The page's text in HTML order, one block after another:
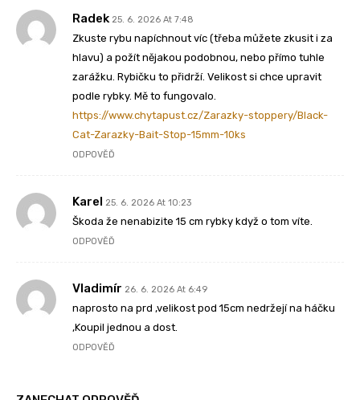
Radek 25. 6. 2026 At 7:48
Zkuste rybu napíchnout víc (třeba můžete zkusit i za
hlavu) a požít nějakou podobnou, nebo přímo tuhle
zarážku. Rybičku to přidrží. Velikost si chce upravit
podle rybky. Mě to fungovalo.
https://www.chytapust.cz/Zarazky-stoppery/Black-
Cat-Zarazky-Bait-Stop-15mm-10ks
ODPOVĚĎ
Karel 25. 6. 2026 At 10:23
Škoda že nenabizite 15 cm rybky když o tom víte.
ODPOVĚĎ
Vladimír 26. 6. 2026 At 6:49
naprosto na prd ,velikost pod 15cm nedržejí na háčku
,Koupil jednou a dost.
ODPOVĚĎ